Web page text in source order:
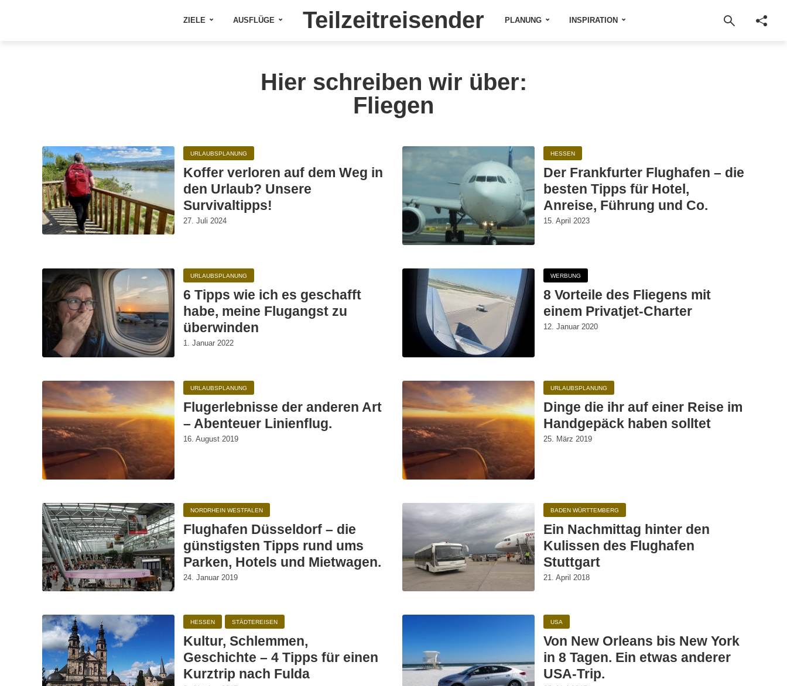
ZIELE AUSFLÜGE Teilzeitreisender PLANUNG INSPIRATION
Hier schreiben wir über:
Fliegen
URLAUBSPLANUNG
Koffer verloren auf dem Weg in
den Urlaub? Unsere
Survivaltipps!
27. Juli 2024
HESSEN
Der Frankfurter Flughafen – die
besten Tipps für Hotel,
Anreise, Führung und Co.
15. April 2023
URLAUBSPLANUNG
6 Tipps wie ich es geschafft
habe, meine Flugangst zu
überwinden
1. Januar 2022
WERBUNG
8 Vorteile des Fliegens mit
einem Privatjet-Charter
12. Januar 2020
URLAUBSPLANUNG
Flugerlebnisse der anderen Art
– Abenteuer Linienflug.
16. August 2019
URLAUBSPLANUNG
Dinge die ihr auf einer Reise im
Handgepäck haben solltet
25. März 2019
NORDRHEIN WESTFALEN
Flughafen Düsseldorf – die
günstigsten Tipps rund ums
Parken, Hotels und Mietwagen.
24. Januar 2019
BADEN WÜRTTEMBERG
Ein Nachmittag hinter den
Kulissen des Flughafen
Stuttgart
21. April 2018
HESSEN STÄDTEREISEN
Kultur, Schlemmen,
Geschichte – 4 Tipps für einen
Kurztrip nach Fulda
USA
Von New Orleans bis New York
in 8 Tagen. Ein etwas anderer
USA-Trip.